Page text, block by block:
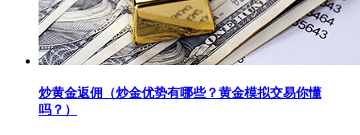
炒黄金返佣（炒金优势有哪些？黄金模拟交易你懂
吗？）